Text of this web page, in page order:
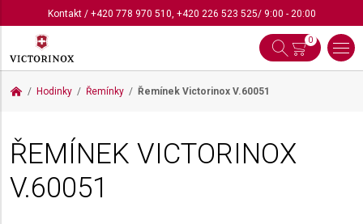
Kontakt/ +420 778 970 510, +420 226 523 525/ 9:00 - 20:00
0
Hodinky Řemínky Řemínek Victorinox V.60051
ŘEMÍNEK VICTORINOX
V.60051